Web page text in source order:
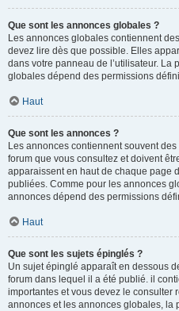
Que sont les annonces globales ?
Les annonces globales contiennent
devez lire dès que possible. Elles
dans votre panneau de l’utilisateur.
globales dépend des permissions
Haut
Que sont les annonces ?
Les annonces contiennent souvent
forum que vous consultez et doivent
apparaissent en haut de chaque page
publiées. Comme pour les annonces
annonces dépend des permissions
Haut
Que sont les sujets épinglés ?
Un sujet épinglé apparaît en dessous
forum dans lequel il a été publié. il
importantes et vous devez le consulter
annonces et les annonces globales, la